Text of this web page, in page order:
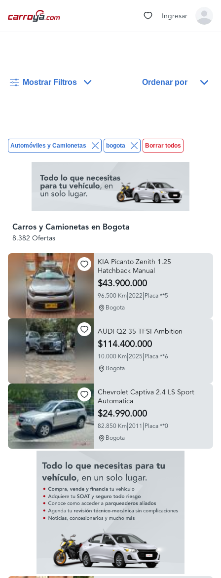
Ingresar
Mostrar Filtros Ordenar por
Automóviles y Camionetas bogota Borrar todos
Carros y Camionetas en Bogota
8.382 Ofertas
KIA Picanto Zenith 1.25
Hatchback Manual
$43.900.000
96.500 Km|2022|Placa **5
Bogota
AUDI Q2 35 TFSI Ambition
$114.400.000
10.000 Km|2025|Placa **6
Bogota
Chevrolet Captiva 2.4 LS Sport
Automatica
$24.990.000
82.850 Km|2011|Placa **0
Bogota